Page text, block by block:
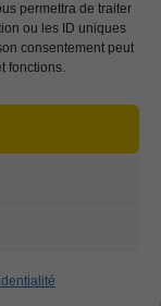
permettra de traiter
ou les ID uniques
consentement peut
fonctions.
France
25